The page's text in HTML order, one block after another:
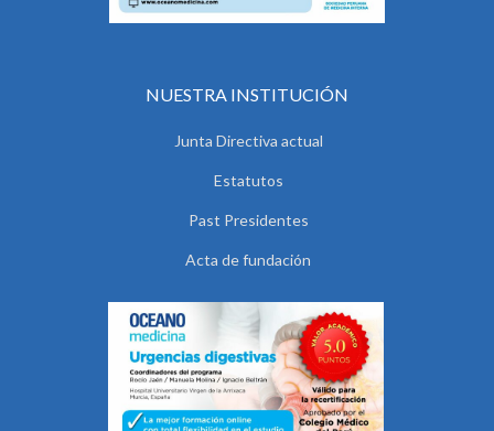
NUESTRA INSTITUCIÓN
Junta Directiva actual
Estatutos
Past Presidentes
Acta de fundación